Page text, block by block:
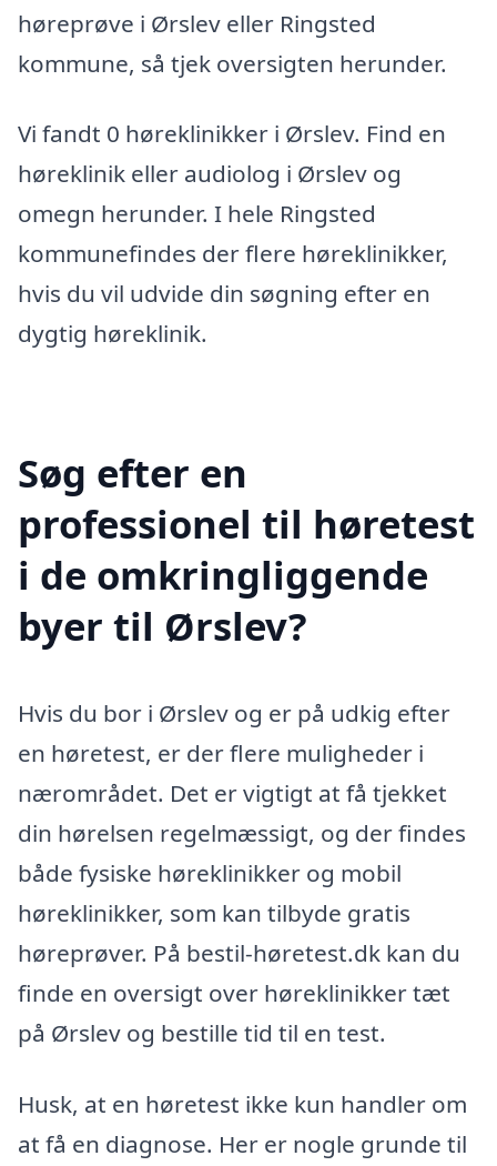
høreprøve i Ørslev eller Ringsted
kommune, så tjek oversigten herunder.
Vi fandt 0 høreklinikker i Ørslev. Find en
høreklinik eller audiolog i Ørslev og
omegn herunder. I hele Ringsted
kommunefindes der flere høreklinikker,
hvis du vil udvide din søgning efter en
dygtig høreklinik.
Søg efter en
professionel til høretest
i de omkringliggende
byer til Ørslev?
Hvis du bor i Ørslev og er på udkig efter
en høretest, er der flere muligheder i
nærområdet. Det er vigtigt at få tjekket
din hørelsen regelmæssigt, og der findes
både fysiske høreklinikker og mobil
høreklinikker, som kan tilbyde gratis
høreprøver. På bestil-høretest.dk kan du
finde en oversigt over høreklinikker tæt
på Ørslev og bestille tid til en test.
Husk, at en høretest ikke kun handler om
at få en diagnose. Her er nogle grunde til